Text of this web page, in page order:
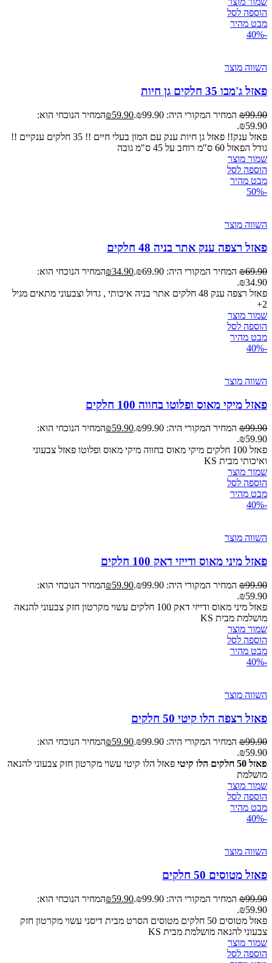
הוספה לסל
מבט מהיר
-40%
השווה מוצר
פאזל ג'מבו 35 חלקים גן חיות
₪99.90 המחיר המקורי היה: ₪99.90. ₪59.90
המחיר הנוכחי הוא:
₪59.90.
פאזל ענק!! פאזל גן חיות ענק עם המון בעלי חיים !! 35 חלקים ענקיים !!
גודל הפאזל 60 ס"מ רוחב על 45 ס"מ גובה
שמור מוצר
הוספה לסל
מבט מהיר
-50%
השווה מוצר
פאזל רצפה ענק אתר בניה 48 חלקים
₪69.90 המחיר המקורי היה: ₪69.90. ₪34.90
המחיר הנוכחי הוא:
₪34.90.
פאזל רצפה ענק 48 חלקים אתר בניה איכותי , גדול וצבעוני מתאים מגיל
2+
שמור מוצר
הוספה לסל
מבט מהיר
-40%
השווה מוצר
פאזל מיקי מאוס ופלוטו בחווה 100 חלקים
₪99.90 המחיר המקורי היה: ₪99.90. ₪59.90
המחיר הנוכחי הוא:
₪59.90.
פאזל 100 חלקים מיקי מאוס בחווה מיקי מאוס ופלוטו פאזל צבעוני
ואיכותי מבית KS
שמור מוצר
הוספה לסל
מבט מהיר
-40%
השווה מוצר
פאזל מיני מאוס ודייזי דאק 100 חלקים
₪99.90 המחיר המקורי היה: ₪99.90. ₪59.90
המחיר הנוכחי הוא:
₪59.90.
פאזל מיני מאוס ודייזי דאק 100 חלקים עשוי מקרטון חזק צבעוני להנאה
מושלמת מבית KS
שמור מוצר
הוספה לסל
מבט מהיר
-40%
השווה מוצר
פאזל רצפה הלו קיטי 50 חלקים
₪99.90 המחיר המקורי היה: ₪99.90. ₪59.90
המחיר הנוכחי הוא:
₪59.90.
פאזל 50 חלקים הלו קיטי
פאזל הלו קיטי עשוי מקרטון חזק צבעוני להנאה
מושלמת
שמור מוצר
הוספה לסל
מבט מהיר
-40%
השווה מוצר
פאזל מטוסים 50 חלקים
₪99.90 המחיר המקורי היה: ₪99.90. ₪59.90
המחיר הנוכחי הוא:
₪59.90.
פאזל מטוסים 50 חלקים מטוסים הסרט מבית דיסני עשוי מקרטון חזק
צבעוני להנאה מושלמת מבית KS
שמור מוצר
הוספה לסל